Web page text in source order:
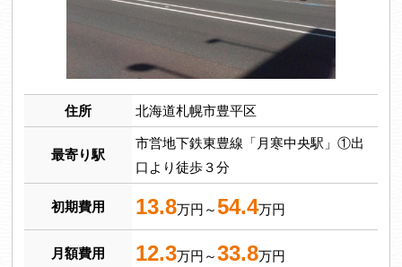
住所 北海道札幌市豊平区
最寄り駅
市営地下鉄東豊線「月寒中央駅」①出
口より徒歩３分
初期費用 13.8万円～54.4万円
月額費用 12.3万円～33.8万円